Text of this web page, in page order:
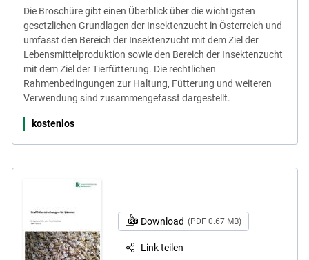
Die Broschüre gibt einen Überblick über die wichtigsten
gesetzlichen Grundlagen der Insektenzucht in Österreich und
umfasst den Bereich der Insektenzucht mit dem Ziel der
Lebensmittelproduktion sowie den Bereich der Insektenzucht
mit dem Ziel der Tierfütterung. Die rechtlichen
Rahmenbedingungen zur Haltung, Fütterung und weiteren
Verwendung sind zusammengefasst dargestellt.
kostenlos
Download (PDF 0.67 MB)
Link teilen